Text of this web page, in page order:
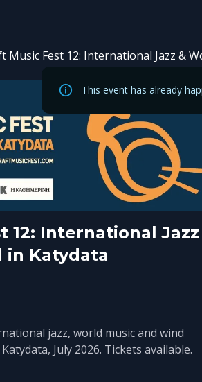
This event has already
Music Fest 12: International Jazz &
12: International Jazz
in Katydata
jazz, world music and wind
July 2026. Tickets available.